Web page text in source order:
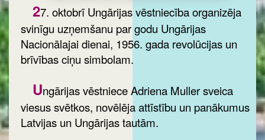
27. oktobrī Ungārijas vēstniecība organizēja
svinīgu uzņemšanu par godu Ungārijas
Nacionālajai dienai, 1956. gada revolūcijas un
brīvības ciņu simbolam.
Ungārijas vēstniece Adriena Muller sveica
viesus svētkos, novēlēja attīstību un panākumus
Latvijas un Ungārijas tautām.